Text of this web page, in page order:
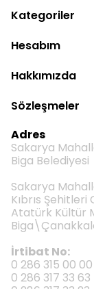
Kategoriler
Hesabım
Hakkımızda
Sözleşmeler
Adres
Sakarya
Biga Belediyesi
Sakarya
Kıbrıs Şehitleri
Atatürk Kültür
İrtibat No:
0 286 315 00 00
0 286 317 33 63